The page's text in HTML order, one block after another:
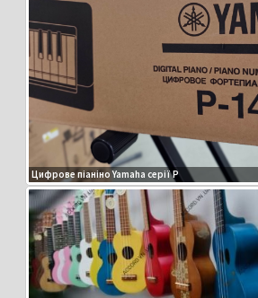
Цифрове піаніно Yamaha серії P